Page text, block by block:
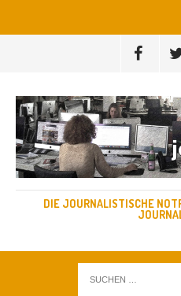
DIE JOURNALISTISCHE